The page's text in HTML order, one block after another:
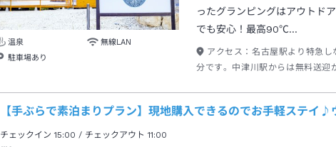
温泉
無線LAN
駐車場あり
ったグランピングはアウトド
でも安心！最高90℃…
アクセス： 名古屋駅より特急し
分です。中津川駅からは無料送迎
【手ぶらで素泊まりプラン】現地購入できるのでお手軽ステイ
チェックイン15:00 / チェックアウト 11:00